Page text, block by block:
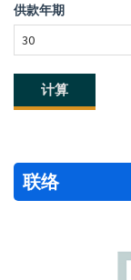
供款年期
联络